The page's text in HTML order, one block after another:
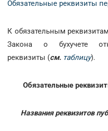
Обязательные реквизиты
К обязательным
Закона о бухучете
реквизиты (см. таблицу).
Обязательные
Названия реквизитов